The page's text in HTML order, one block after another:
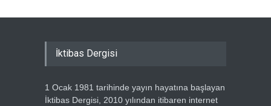
İktibas Dergisi
1 Ocak 1981 tarihinde yayın hayatına başlayan
İktibas Dergisi, 2010 yılından itibaren internet